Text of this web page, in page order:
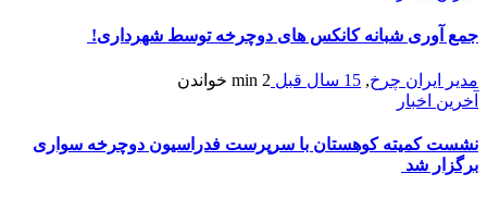
جمع آوری شبانه کانکس های دوچرخه توسط شهرداری!
مدیر ایران چرخ, 15 سال قبل 2 min
خواندن
آخرین اخبار
نشست کمیته کوهستان با سرپرست فدراسیون دوچرخه سواری
برگزار شد